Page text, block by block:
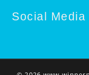
Social Media